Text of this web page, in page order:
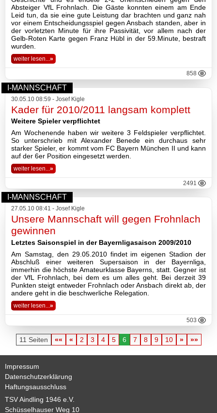
Absteiger VfL Frohnlach. Die Gäste konnten einem am Ende
Leid tun, da sie eine gute Leistung dar brachten und ganz nah
vor einem Entscheidungsspiel gegen Ansbach standen, aber in
der vorletzten Minute für ihre Passivität, vor allem nach der
Gelb-Roten Karte gegen Franz Hübl in der 59.Minute, bestraft
wurden.
weiter lesen...»
858
I-MANNSCHAFT
30.05.10 08:59 - Josef Kigle
Kader für 2010/2011 langsam komplett
Weitere Spieler verpflichtet
Am Wochenende haben wir weitere 3 Feldspieler verpflichtet.
So unterschrieb mit Alexander Benede ein durchaus sehr
starker Spieler, er kommt vom FC Bayern München II und kann
auf der 6er Position eingesetzt werden.
weiter lesen...»
2491
I-MANNSCHAFT
27.05.10 08:41 - Josef Kigle
Unsere Mannschaft will gegen Frohnlach
gewinnen
Letztes Saisonspiel in der Bayernligasaison 2009/2010
Am Samstag, den 29.05.2010 findet im eigenen Stadion der
Abschluß einer weiteren Supersaison in der Bayernliga,
immerhin die höchste Amateurklasse Bayerns, statt. Gegner ist
der VfL Frohnlach, bei dem es um alles geht. Bei derzeit 39
Punkten steigt entweder Frohnlach oder Ansbach direkt ab, der
andere geht in die beschwerliche Relegation.
weiter lesen... »
503
11 Seiten «« « 2 3 4 5 6 7 8 9 10 » »»
Impressum
Datenschutzerklärung
Haftungsausschluss
TSV Aindling 1946 e.V.
Schüsselhauser Weg 10